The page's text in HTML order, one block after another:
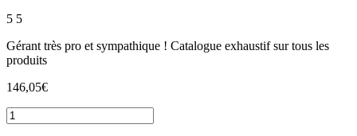
5 5
Gérant très pro et sympathique ! Catalogue exhaustif sur tous les
produits
146,05€